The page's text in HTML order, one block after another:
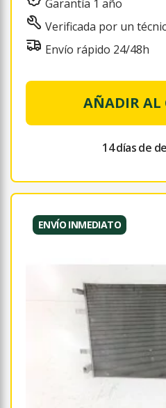
Garantía 1 año
Verificada por un
Envío rápido 24/48h
AÑADIR AL
14 días de
ENVÍO INMEDIATO